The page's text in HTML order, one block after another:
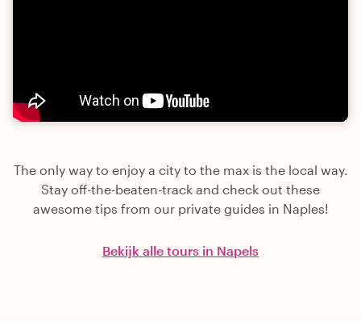
The only way to enjoy a city to the max is the local way.
Stay off-the-beaten-track and check out these
awesome tips from our private guides in Naples!
Bekijk alle tours in Napels